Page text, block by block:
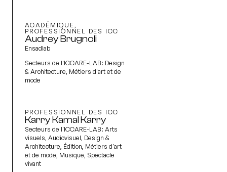
ACADÉMIQUE,
PROFESSIONNEL DES ICC
Audrey Brugnoli
Ensadlab
Secteurs de l'ICCARE-LAB: Design
& Architecture, Métiers d'art et de
mode
PROFESSIONNEL DES ICC
Karry Kamal Karry
Secteurs de l'ICCARE-LAB: Arts
visuels, Audiovisuel, Design &
Architecture, Édition, Métiers d'art
et de mode, Musique, Spectacle
vivant